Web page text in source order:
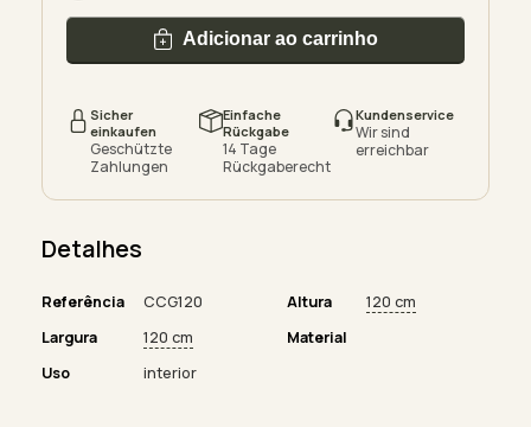
Adicionar ao carrinho
Sicher
einkaufen
Geschützte
Zahlungen
Einfache
Rückgabe
14 Tage
Rückgaberecht
Kundenservice
Wir sind
erreichbar
Detalhes
Referência CCG120 Altura
120 cm
Largura
120 cm
Material
Uso
interior